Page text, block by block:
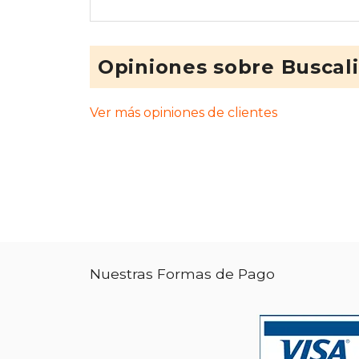
Opiniones sobre
Ver más opiniones de clientes
Nuestras Formas de Pago